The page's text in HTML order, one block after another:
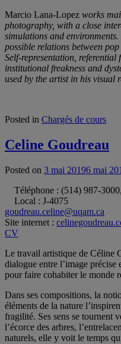
Marcio Lana-Lopez works
photography, with a close
simulations and
possible relations between
Self-representation, referential
institutional freakness and
used by the artist in his visual
Posted in Chargés de cours
Celine Goudreau
Posted on 3 mai 20196 mai
Téléphone : (514) 987-
Local : J-4075
goudreau.celine@uqam.ca
Site internet :
CV
Le travail artistique de Céline
dialogue entre l’image précise
pour faire cohabiter le monde
Dans ses compositions, la
éléments de la nature
fragilité. Ses sens se tournent
l’écorce des arbres,
naturels, elle y voit le temps